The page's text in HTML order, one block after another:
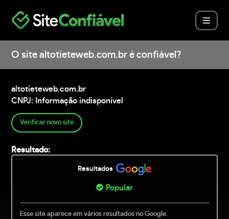
O site altotieteweb.com.br é confiável?
altotieteweb.com.br
CNPJ: Informação indisponível
Verificar novo site
Resultado:
Resultados
Popular
Esse site aparece em vários resultados no Google.